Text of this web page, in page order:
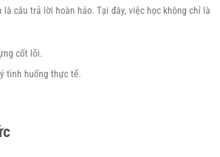
là câu trả lời hoàn hảo. Tại đây, việc học không chỉ là
cốt lõi.
tình huống thực tế.